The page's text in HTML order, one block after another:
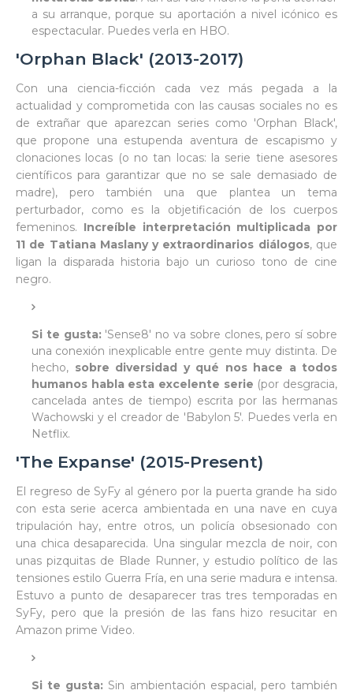
a su arranque, porque su aportación a nivel icónico es
espectacular. Puedes verla en HBO.
'Orphan Black' (2013-2017)
Con una ciencia-ficción cada vez más pegada a la
actualidad y comprometida con las causas sociales no es
de extrañar que aparezcan series como 'Orphan Black',
que propone una estupenda aventura de escapismo y
clonaciones locas (o no tan locas: la serie tiene asesores
científicos para garantizar que no se sale demasiado de
madre), pero también una que plantea un tema
perturbador, como es la objetificación de los cuerpos
femeninos. Increíble interpretación multiplicada por
11 de Tatiana Maslany y extraordinarios diálogos, que
ligan la disparada historia bajo un curioso tono de cine
negro.
Si te gusta: 'Sense8' no va sobre clones, pero sí sobre
una conexión inexplicable entre gente muy distinta. De
hecho, sobre diversidad y qué nos hace a todos
humanos habla esta excelente serie (por desgracia,
cancelada antes de tiempo) escrita por las hermanas
Wachowski y el creador de 'Babylon 5'. Puedes verla en
Netflix.
'The Expanse' (2015-Present)
El regreso de SyFy al género por la puerta grande ha sido
con esta serie acerca ambientada en una nave en cuya
tripulación hay, entre otros, un policía obsesionado con
una chica desaparecida. Una singular mezcla de noir, con
unas pizquitas de Blade Runner, y estudio político de las
tensiones estilo Guerra Fría, en una serie madura e intensa.
Estuvo a punto de desaparecer tras tres temporadas en
SyFy, pero que la presión de las fans hizo resucitar en
Amazon prime Video.
Si te gusta: Sin ambientación espacial, pero también